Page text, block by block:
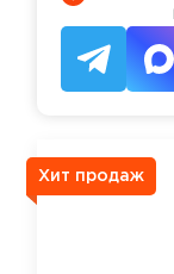
Хит продаж